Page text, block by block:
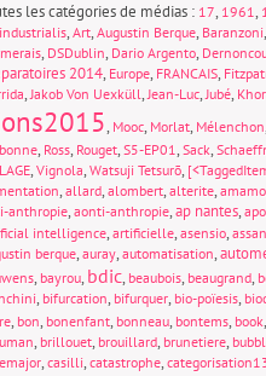
les catégories de médias : 17, 1961,
, Art, Augustin Berque, Baranzoni,
, DSDublin, Dario Argento,
2014, Europe, FRANCAIS,
,Jakob Von Uexküll,Jean-Luc,Jubé,
, Mooc, Morlat, Mélenchon,
, Ross, Rouget, S5-EP01, Sack,
, Vignola, Watsuji Tetsurō,
, allard, alombert, alterite,
anthropie, aonti-anthropie,ap nantes,
intelligence, artificielle, asensio,
berque, auray, automatisation,
, bayrou, bdic, beaubois, beaugrand,
, bifurcation, bifurquer, bio-poïesis,
, bon, bonenfant, bonneau, bontems, book,
, brillouet, brouillard, brunetiere,
, casilli, catastrophe,